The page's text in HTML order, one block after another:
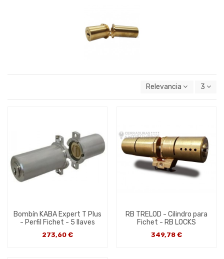
Relevancia 3
Bombín KABA Expert T Plus
- Perfil Fichet - 5 llaves
273,60 €
RB TRELOD - Cilindro para
Fichet - RB LOCKS
349,78 €